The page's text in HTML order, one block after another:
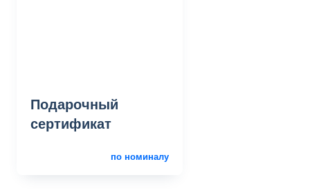
Подарочный
сертификат
по номиналу